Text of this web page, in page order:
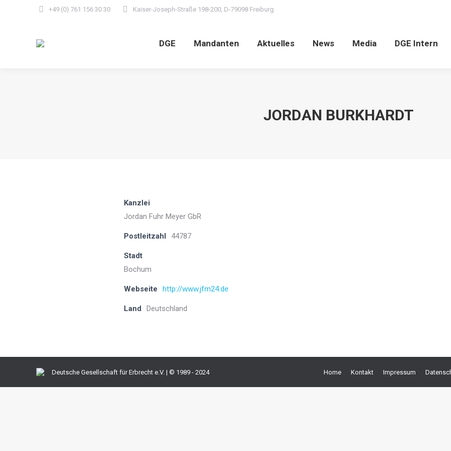
+49 (0) 761 156 30 30 Kaiser-Joseph-Straße 198-200, D-79098 Freiburg
DGE Mandanten Aktuelles News Media DGE Intern
JORDAN BURKHARDT
Kanzlei
Jordan Fuhr Meyer GbR
Postleitzahl 44787
Stadt
Bochum
Webseite http://www.jfm24.de
Land Deutschland
Deutsche Gesellschaft für Erbrecht e.V. | © 1989 - 2024 Home Kontakt Impressum